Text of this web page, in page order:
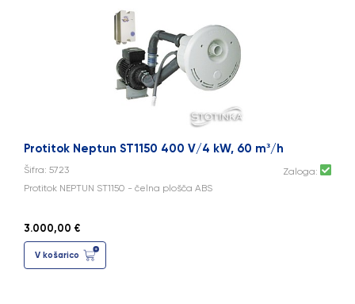
Protitok Neptun ST1150 400 V/4 kW, 60 m³/h
Šifra: 5723
Zaloga:
Protitok NEPTUN ST1150 - čelna plošča ABS
3.000,00 €
V košarico